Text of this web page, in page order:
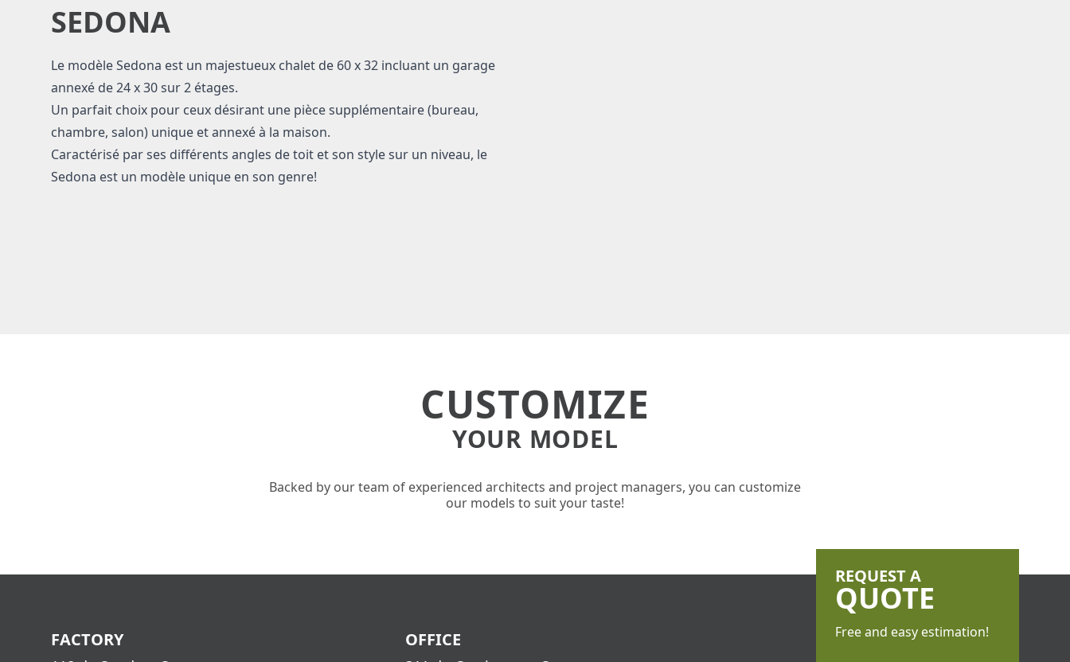
SEDONA
Le modèle Sedona est un majestueux chalet de 60 x 32 incluant un garage
annexé de 24 x 30 sur 2 étages.
Un parfait choix pour ceux désirant une pièce supplémentaire (bureau,
chambre, salon) unique et annexé à la maison.
Caractérisé par ses différents angles de toit et son style sur un niveau, le
Sedona est un modèle unique en son genre!
CUSTOMIZE
YOUR MODEL
Backed by our team of experienced architects and project managers, you can customize
our models to suit your taste!
FACTORY OFFICE
REQUEST A
QUOTE
Free and easy estimation!